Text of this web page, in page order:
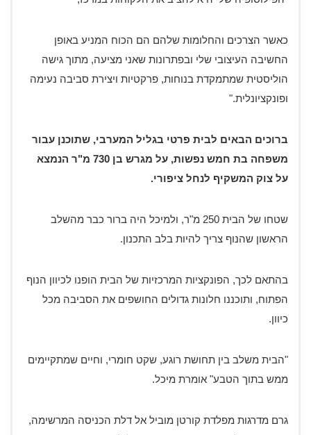
כאשר הצרכים והחלומות שלהם הם הכוח המניע באופן
החשיבה העיצובי שלי ובפתרונות שאני מציעה, מתוך גישה
הוליסטית שמתמקדת בנוחות, פרקטיות ויצירת סביבה נעימה
ופונקציונלית."
ברוכים הבאים לבית פרטי בגליל המערבי, שתוכנן עבור
משפחה בת חמש נפשות, על מגרש בן 730 מ"ר הנמצא
על צוק המשקיף לנחל ציפורי.
שטחו של הבית 250 מ"ר, ולמיכל היה ברור כבר מהשלב
הראשון שהנוף צריך להיות בלב התכנון.
בהתאם לכך, הפונקציות המרכזיות של הבית הופנו לכיוון הנוף
הפתוח, ותוכננו חלונות גדולים החושפים את הסביבה מכל
כיוון.
"הבית משלב בין תחושת רוגע, שקט חומרי, וחיים שמתקיימים
ממש בתוך הטבע" אומרת מיכל.
גרם מדרגות מפלדת קורטן מוביל אל דלת הכניסה המרשימה,